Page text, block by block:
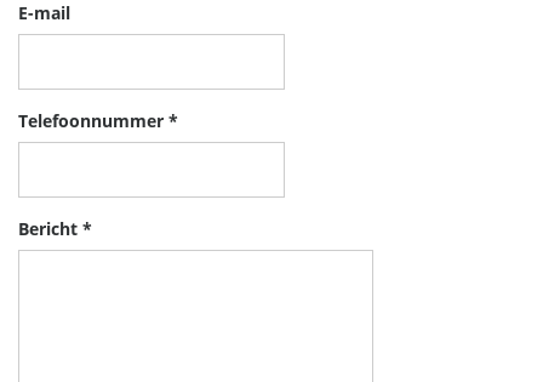
E-mail
Telefoonnummer *
Bericht *